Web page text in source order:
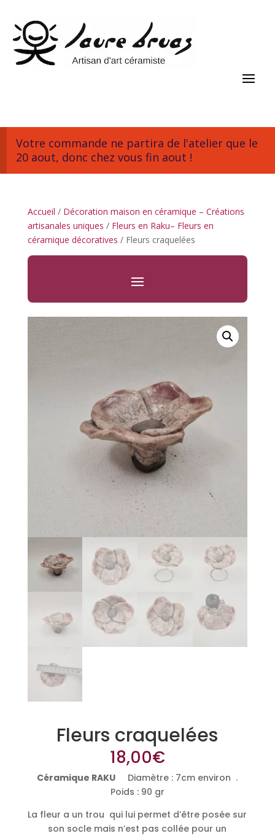
Votre commande ne partira de l'atelier que le
20 aout, donc chez vous fin aout !
Accueil / Décoration maison en céramique – Créations
artisanales uniques / Fleurs en Raku– Fleurs en
céramique décoratives / Fleurs craquelées
Fleurs craquelées
18,00€
Céramique RAKU Diamètre : 7cm environ .
Poids : 90 gr
La fleur a un trou qui lui permet d’être posée sur
son socle mais n’est pas collée pour un